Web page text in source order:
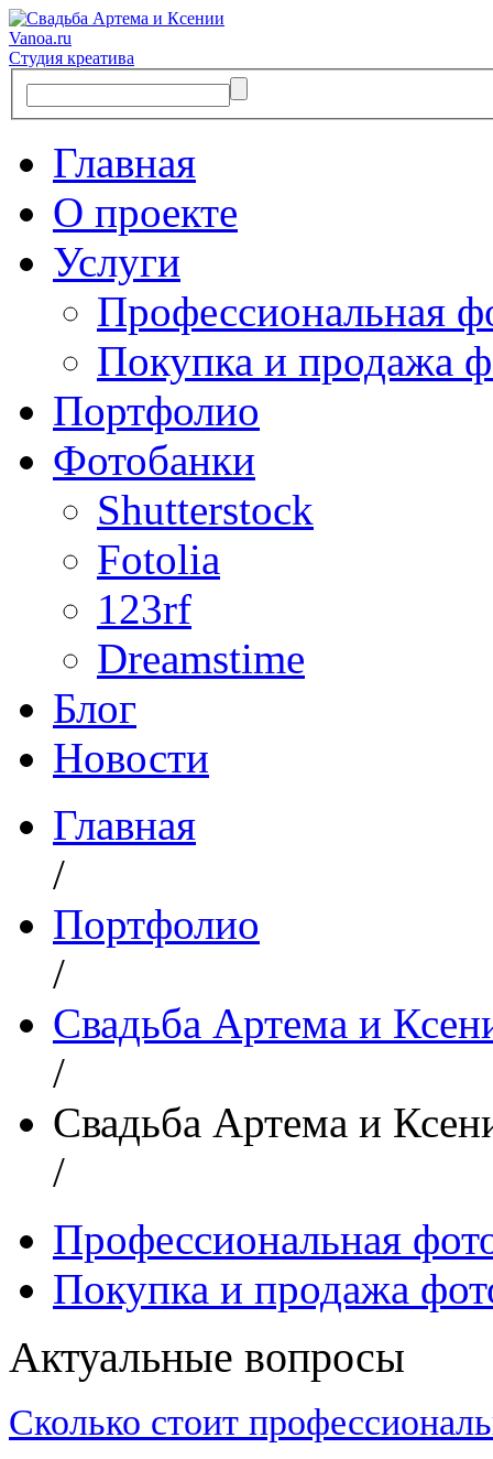
Vanoa.ru
Студия креатива
Главная
О проекте
Услуги
Профессиональная
Покупка и продажа
Портфолио
Фотобанки
Shutterstock
Fotolia
123rf
Dreamstime
Блог
Новости
Главная
/
Портфолио
/
Свадьба Артема и
/
Свадьба Артема и
/
Профессиональная
Покупка и продажа
Актуальные вопросы
Сколько стоит